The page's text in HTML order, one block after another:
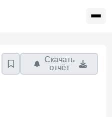
Скачать
отчёт